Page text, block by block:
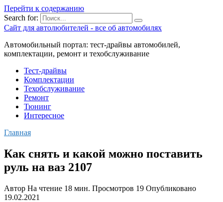
Перейти к содержанию
Search for:
Сайт для автолюбителей - все об автомобилях
Автомобильный портал: тест-драйвы автомобилей,
комплектации, ремонт и техобслуживание
Тест-драйвы
Комплектации
Техобслуживание
Ремонт
Тюнинг
Интересное
Главная
Как снять и какой можно поставить
руль на ваз 2107
Автор На чтение 18 мин. Просмотров 19 Опубликовано
19.02.2021